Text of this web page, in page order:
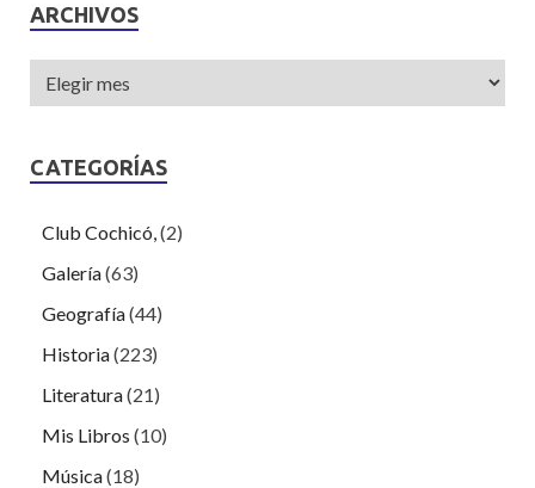
ARCHIVOS
CATEGORÍAS
Club Cochicó, (2)
Galería(63)
Geografía(44)
Historia(223)
Literatura(21)
Mis Libros (10)
Música(18)